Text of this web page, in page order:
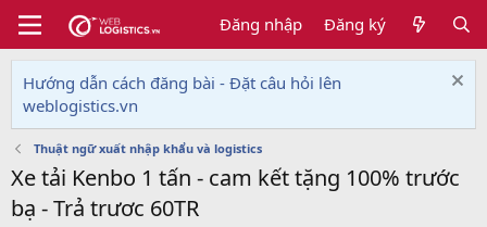
Đăng nhập Đăng ký
Hướng dẫn cách đăng bài - Đặt câu hỏi lên
weblogistics.vn
Thuật ngữ xuất nhập khẩu và logistics
Xe tải Kenbo 1 tấn - cam kết tặng 100% trước
bạ - Trả trươc 60TR